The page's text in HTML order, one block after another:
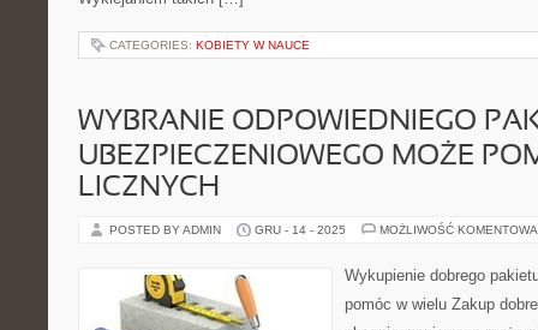
CATEGORIES: KOBIETY W NAUCE
WYBRANIE ODPOWIEDNIEGO
UBEZPIECZENIOWEGO MOŻE
LICZNYCH
POSTED BY ADMIN GRU - 14 - 2025 MOŻLIWOŚĆ
Wykupienie dobrego
pomóc w wielu Zakup